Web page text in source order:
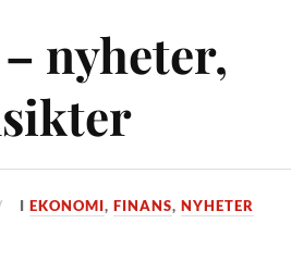
nyheter,
IEKONOMI,FINANS,NYHETER